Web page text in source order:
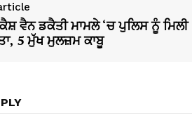
ਵੈਨ ਡਕੈਤੀ ਮਾਮਲੇ ‘ਚ ਪੁਲਿਸ ਨੂੰ ਮਿਲੀ
5 ਮੁੱਖ ਮੁਲਜ਼ਮ ਕਾਬੂ